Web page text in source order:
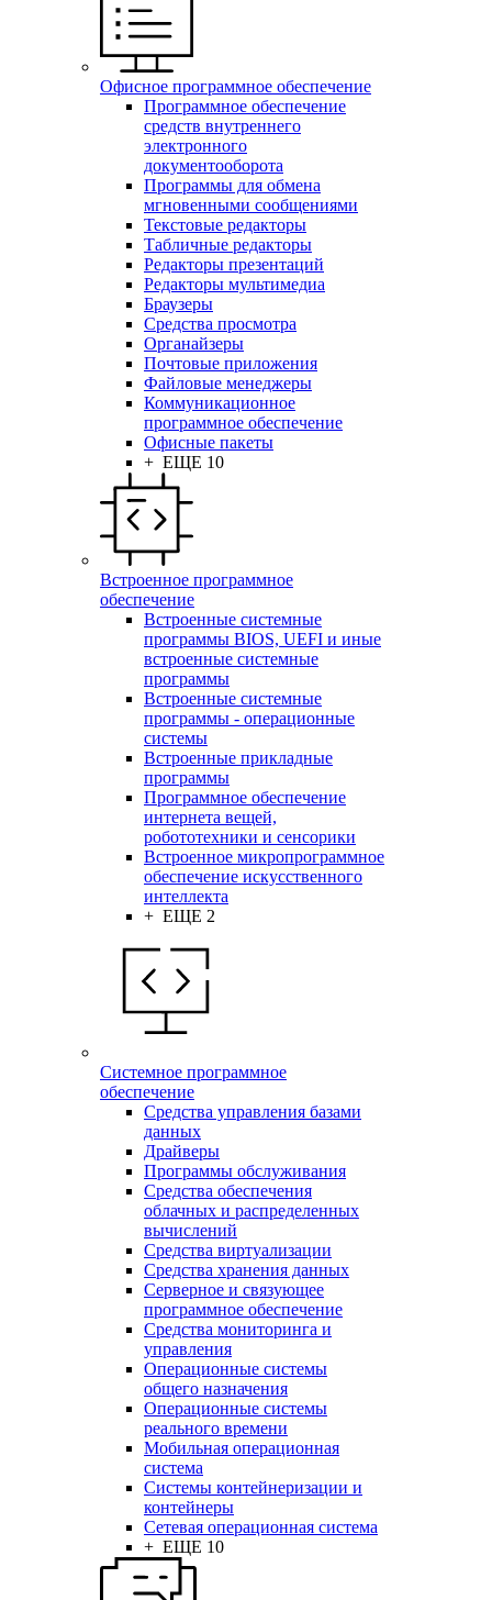
Офисное программное обеспечение
Программное обеспечение
средств внутреннего
электронного
документооборота
Программы для обмена
мгновенными сообщениями
Текстовые редакторы
Табличные редакторы
Редакторы презентаций
Редакторы мультимедиа
Браузеры
Средства просмотра
Органайзеры
Почтовые приложения
Файловые менеджеры
Коммуникационное
программное обеспечение
Офисные пакеты
+ ЕЩЕ 10
Встроенное программное
обеспечение
Встроенные системные
программы BIOS, UEFI и иные
встроенные системные
программы
Встроенные системные
программы - операционные
системы
Встроенные прикладные
программы
Программное обеспечение
интернета вещей,
робототехники и сенсорики
Встроенное микропрограммное
обеспечение искусственного
интеллекта
+ ЕЩЕ 2
Системное программное
обеспечение
Средства управления базами
данных
Драйверы
Программы обслуживания
Средства обеспечения
облачных и распределенных
вычислений
Средства виртуализации
Средства хранения данных
Серверное и связующее
программное обеспечение
Средства мониторинга и
управления
Операционные системы
общего назначения
Операционные системы
реального времени
Мобильная операционная
система
Системы контейнеризации и
контейнеры
Сетевая операционная система
+ ЕЩЕ 10